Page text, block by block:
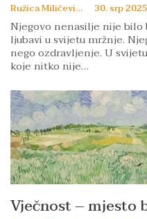
Ružica Miličević 30. srp
Njegovo nenasilje nije bilo
ljubavi u svijetu mržnje.
nego ozdravljenje. U
koje nitko nije…
Vječnost – mjesto